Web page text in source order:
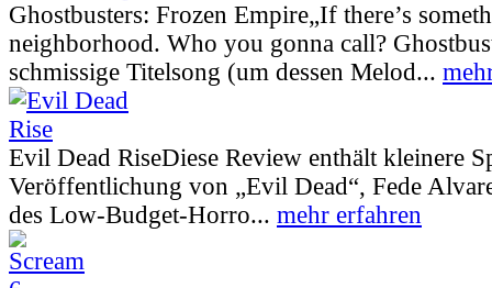
Ghostbusters: Frozen Empire„If there’s
neighborhood. Who you gonna call?
schmissige Titelsong (um dessen Melod...
Evil Dead RiseDiese Review enthält kleinere
Veröffentlichung von „Evil Dead“, Fede
des Low-Budget-Horro... mehr erfahren